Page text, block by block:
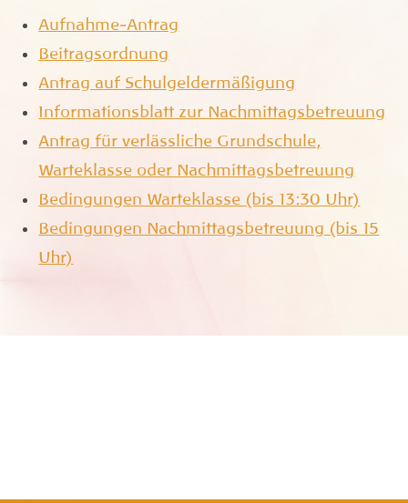
Aufnahme-Antrag
Beitragsordnung
Antrag auf Schulgeldermäßigung
Informationsblatt zur Nachmittagsbetreuung
Antrag für verlässliche Grundschule,
Warteklasse oder Nachmittagsbetreuung
Bedingungen Warteklasse (bis 13:30 Uhr)
Bedingungen Nachmittagsbetreuung (bis 15
Uhr)